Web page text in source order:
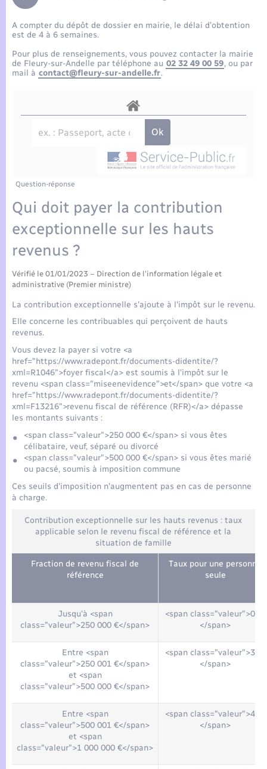
Compétences
Plan interactif
Publications
La Communauté de communes
Etat-civil - Papiers - Citoyenneté
Mariage – PACS
Parrainage civil
Logement - Urbanisme
Nouvel habitant
Organisation d’événement
Sécurité - Prévention
Seniors
Transports
Transports scolaires
Voirie et espace public
Travaux - Autorisation d’occupation de l’espace
public
A compter du dépôt de dossier en mairie, le délai d’obtention
est de 4 à 6 semaines.
Pour plus de renseignements, vous pouvez contacter la mairie
de Fleury-sur-Andelle par téléphone au 02 32 49 00 59, ou par
mail à contact@fleury-sur-andelle.fr.
Question-réponse
Qui doit payer la contribution
exceptionnelle sur les hauts
revenus ?
Vérifié le 01/01/2023 – Direction de l'information légale et
administrative (Premier ministre)
La contribution exceptionnelle s'ajoute à l'impôt sur le revenu.
Elle concerne les contribuables qui perçoivent de hauts
revenus.
Vous devez la payer si votre <a
href="https://www.radepont.fr/documents-didentite/?
xml=R1046">foyer fiscal</a> est soumis à l'impôt sur le
revenu <span class="miseenevidence">et</span> que votre <a
href="https://www.radepont.fr/documents-didentite/?
xml=F13216">revenu fiscal de référence (RFR)</a> dépasse
les montants suivants :
<span class="valeur">250 000 €</span> si vous êtes
célibataire, veuf, séparé ou divorcé
<span class="valeur">500 000 €</span> si vous êtes marié
ou pacsé, soumis à imposition commune
Ces seuils d'imposition n'augmentent pas en cas de personne
à charge.
Contribution exceptionnelle sur les hauts revenus : taux
applicable selon le revenu fiscal de référence et la
situation de famille
Fraction de revenu fiscal de
référence
Taux pour une personne
seule
Jusqu'à <span
class="valeur">250 000 €</span>
<span class="valeur">0 %
</span>
Entre <span
class="valeur">250 001 €</span>
et <span
class="valeur">500 000 €</span>
<span class="valeur">3 %
</span>
Entre <span
class="valeur">500 001 €</span>
et <span
class="valeur">1 000 000 €</span>
<span class="valeur">4 %
</span>